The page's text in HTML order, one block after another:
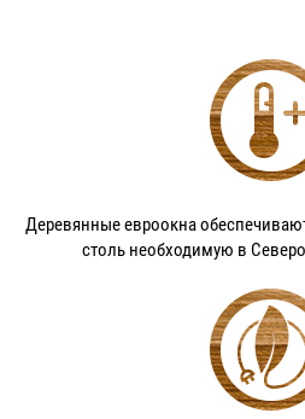
Деревянные евроокна
столь необходимую в